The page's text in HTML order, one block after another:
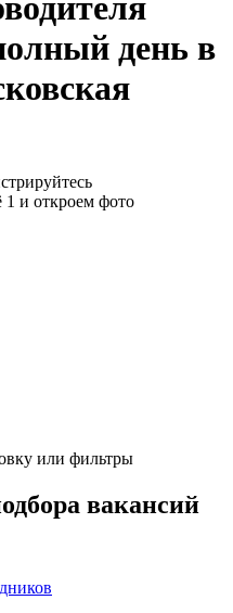
день в
и откроем фото
или фильтры
вакансий